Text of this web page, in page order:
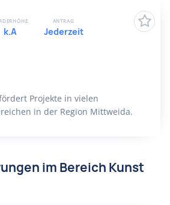
Projekte in vielen
in der Region Mittweida.
k.A
ANTRAG
Jederzeit
im Bereich Kunst